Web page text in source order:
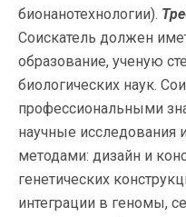
бионанотехнологии).
Соискатель должен
образование, ученую
биологических наук.
профессиональными
научные
методами: дизайн и
генетических
интеграции в геномы,